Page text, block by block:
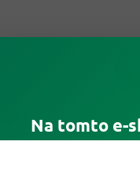
Na tomto e-
Der Himmlische
g - originál z